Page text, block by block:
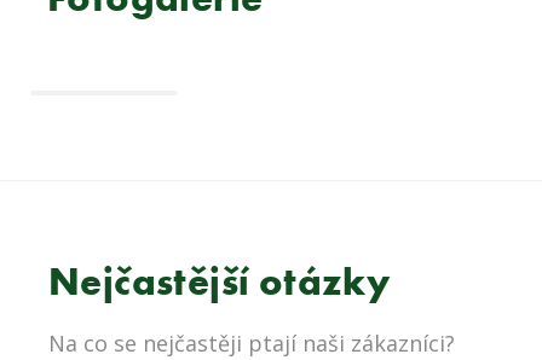
Nejčastější otázky
Na co se nejčastěji ptají naši zákazníci?